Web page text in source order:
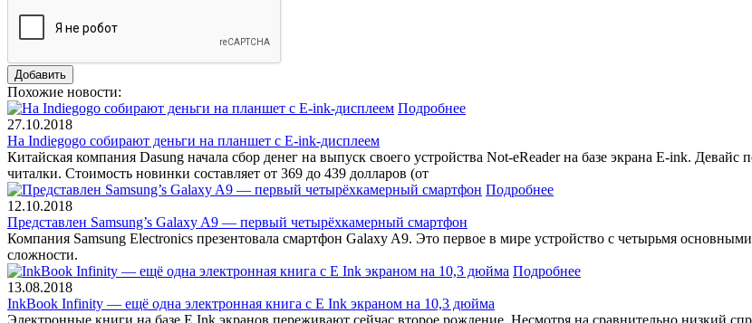
Похожие новости:
Подробнее
27.10.2018
На Indiegogo собирают деньги на планшет с E-ink-дисплеем
Китайская компания Dasung начала сбор денег на выпуск своего устройства Not-eReader на базе экрана E-ink.
читалки. Стоимость новинки составляет от 369 до 439 долларов (от
Подробнее
12.10.2018
Представлен Samsung’s Galaxy A9 — первый четырёхкамерный смартфон
Компания Samsung Electronics презентовала смартфон Galaxy A9. Это первое в мире устройство с четырьмя
сложности.
Подробнее
13.08.2018
InkBook Infinity — ещё одна электронная книга с E Ink экраном на 10,3 дюйма
Электронные книги на базе E Ink экранов переживают сейчас второе рождение. Несмотря на сравнительно низкий